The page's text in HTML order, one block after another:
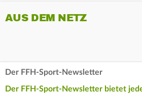
AUS DEM NETZ
Der FFH-Sport-Newsletter
Der FFH-Sport-Newsletter bietet